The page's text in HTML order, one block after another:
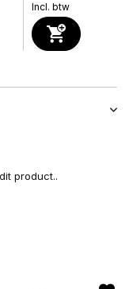
Incl. btw
product..